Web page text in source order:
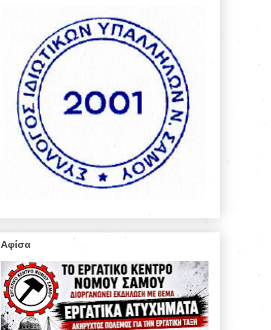
Αφίσα